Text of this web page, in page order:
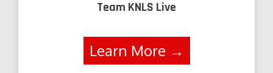
Team KNLS Live
Learn More →